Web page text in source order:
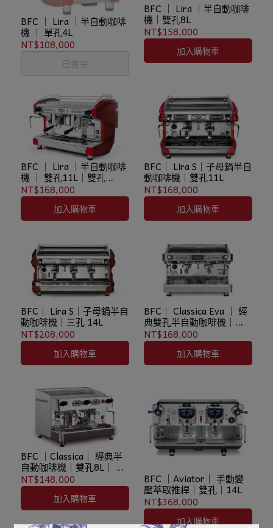
BFC ｜ Lira ｜半自動咖啡
機 ｜ 單孔4L
NT$108,000
已售完
BFC ｜ Lira ｜半自動咖啡
機｜雙孔8L
NT$158,000
加入購物車
BFC ｜ Lira ｜半自動咖啡
機 ｜ 雙孔11L｜雙孔
11L(T.C.I)
NT$168,000
加入購物車
BFC｜ Lira S｜子母鍋半自
動咖啡機｜雙孔11L
NT$168,000
加入購物車
BFC｜ Lira S｜子母鍋半自
動咖啡機｜三孔 14L
NT$208,000
加入購物車
BFC｜ Classica Eva ｜ 經
典雙孔半自動咖啡機｜
11L｜ 14L
NT$168,000
加入購物車
BFC ｜Classica｜ 經典半
自動咖啡機｜雙孔8L｜ 雙
孔14L｜雙孔瓦電｜三孔
21L
NT$148,000
加入購物車
BFC ｜Aviator｜ 手動變
壓萃取推桿｜雙孔｜14L
NT$368,000
加入購物車